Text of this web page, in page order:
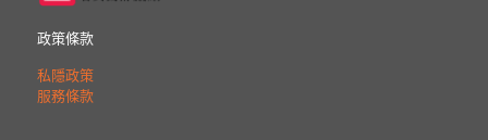
政策條款
私隱政策
服務條款